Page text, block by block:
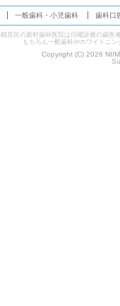
一般歯科・小児歯科 歯科口
鶴見区の新村歯科医院は日曜診療の歯医
もちろん一般歯科やホワイトニ
Copyright (C) 2026